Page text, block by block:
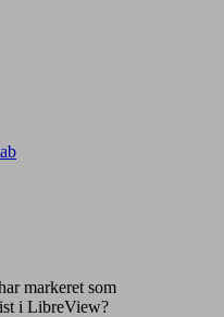
markeret som
i LibreView?